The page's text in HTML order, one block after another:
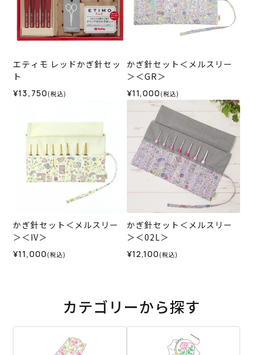
エティモ レッドかぎ針セッ
ト
¥13,750 (税込)
かぎ針セット＜メルスリー
＞＜GR＞
¥11,000 (税込)
かぎ針セット＜メルスリー
＞＜IV＞
¥11,000 (税込)
かぎ針セット＜メルスリー
＞＜02L＞
¥12,100 (税込)
カテゴリーから探す